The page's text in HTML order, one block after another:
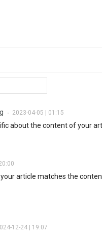
• 2023-04-05 | 01:15
about the content of your
your article matches the
12-24 | 19:07